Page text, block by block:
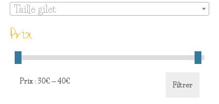
Taille gilet
Prix
Prix
Prix
Filtrer
Prix : 30€ —40€